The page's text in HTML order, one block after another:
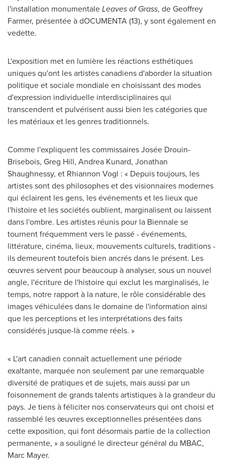
l'installation monumentaleLeaves of Grass, deGeoffrey
Farmer, présentée à dOCUMENTA (13), y sont également en
vedette.
L'exposition met en lumière les réactions esthétiques
uniques qu'ont les artistes canadiens d'aborder la situation
politique et sociale mondiale en choisissant des modes
d'expression individuelle interdisciplinaires qui
transcendent et pulvérisent aussi bien les catégories que
les matériaux et les genres traditionnels.
Comme l'expliquent les commissaires Josée Drouin-
Brisebois, Greg Hill, Andrea Kunard, Jonathan
Shaughnessy, et Rhiannon Vogl : « Depuis toujours, les
artistes sont des philosophes et des visionnaires modernes
qui éclairent les gens, les événements et les lieux que
l'histoire et les sociétés oublient, marginalisent ou laissent
dans l'ombre. Les artistes réunis pour la Biennale se
tournent fréquemment vers le passé - événements,
littérature, cinéma, lieux, mouvements culturels, traditions -
ils demeurent toutefois bien ancrés dans le présent. Les
œuvres servent pour beaucoup à analyser, sous un nouvel
angle, l'écriture de l'histoire qui exclut les marginalisés, le
temps, notre rapport à la nature, le rôle considérable des
images véhiculées dans le domaine de l'information ainsi
que les perceptions et les interprétations des faits
considérés jusque-là comme réels. »
« L'art canadien connaît actuellement une période
exaltante, marquée non seulement par une remarquable
diversité de pratiques et de sujets, mais aussi par un
foisonnement de grands talents artistiques à la grandeur du
pays. Je tiens à féliciter nos conservateurs qui ont choisi et
rassemblé les œuvres exceptionnelles présentées dans
cette exposition, qui font désormais partie de la collection
permanente, » a souligné le directeur général du MBAC,
Marc Mayer.